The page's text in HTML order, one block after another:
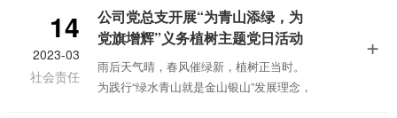
四川威远观英滩镇开展“冬日送温暖 关怀暖
人心”主题党日活动，主动融入基层、联系
服务群众，为40户低保户、困难群众送去
温暖和关爱。
14
2023-03
社会责任
+
公司党总支开展“为青山添绿，为
党旗增辉”义务植树主题党日活动
雨后天气晴，春风催绿新，植树正当时。
为践行“绿水青山就是金山银山”发展理念，